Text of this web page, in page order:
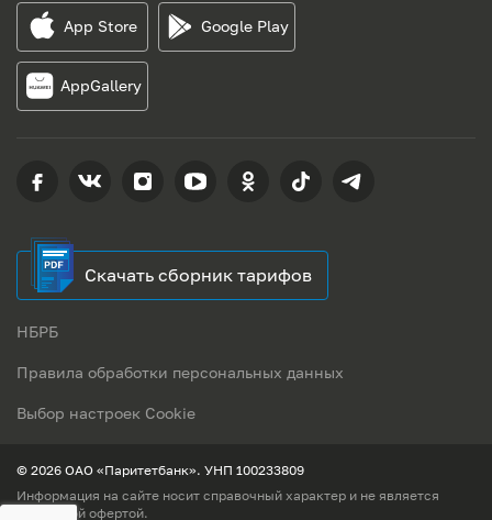
App Store Google Play
AppGallery
Скачать сборник тарифов
НБРБ
Правила обработки персональных данных
Выбор настроек Cookie
© 2026 ОАО «Паритетбанк». УНП 100233809
Информация на сайте носит справочный характер и не является
публичной офертой.